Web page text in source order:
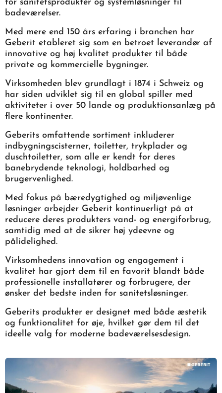
for sanitetsprodukter og systemløsninger til
badeværelser.
Med mere end 150 års erfaring i branchen har
Geberit etableret sig som en betroet leverandør af
innovative og høj kvalitet produkter til både
private og kommercielle bygninger.
Virksomheden blev grundlagt i 1874 i Schweiz og
har siden udviklet sig til en global spiller med
aktiviteter i over 50 lande og produktionsanlæg på
flere kontinenter.
Geberits omfattende sortiment inkluderer
indbygningscisterner, toiletter, trykplader og
duschtoiletter, som alle er kendt for deres
banebrydende teknologi, holdbarhed og
brugervenlighed.
Med fokus på bæredygtighed og miljøvenlige
løsninger arbejder Geberit kontinuerligt på at
reducere deres produkters vand- og energiforbrug,
samtidig med at de sikrer høj ydeevne og
pålidelighed.
Virksomhedens innovation og engagement i
kvalitet har gjort dem til en favorit blandt både
professionelle installatører og forbrugere, der
ønsker det bedste inden for sanitetsløsninger.
Geberits produkter er designet med både æstetik
og funktionalitet for øje, hvilket gør dem til det
ideelle valg for moderne badeværelsesdesign.